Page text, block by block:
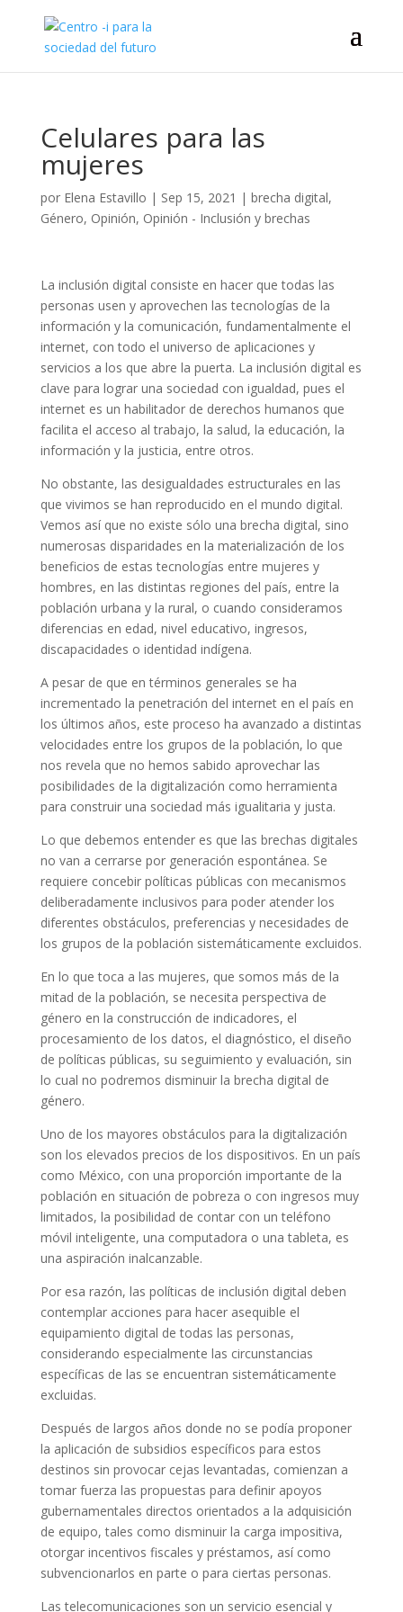
Celulares para las
mujeres
por Elena Estavillo | Sep 15, 2021 | brecha digital,
Género, Opinión, Opinión - Inclusión y brechas
La inclusión digital consiste en hacer que todas las
personas usen y aprovechen las tecnologías de la
información y la comunicación, fundamentalmente el
internet, con todo el universo de aplicaciones y
servicios a los que abre la puerta. La inclusión digital es
clave para lograr una sociedad con igualdad, pues el
internet es un habilitador de derechos humanos que
facilita el acceso al trabajo, la salud, la educación, la
información y la justicia, entre otros.
No obstante, las desigualdades estructurales en las
que vivimos se han reproducido en el mundo digital.
Vemos así que no existe sólo una brecha digital, sino
numerosas disparidades en la materialización de los
beneficios de estas tecnologías entre mujeres y
hombres, en las distintas regiones del país, entre la
población urbana y la rural, o cuando consideramos
diferencias en edad, nivel educativo, ingresos,
discapacidades o identidad indígena.
A pesar de que en términos generales se ha
incrementado la penetración del internet en el país en
los últimos años, este proceso ha avanzado a distintas
velocidades entre los grupos de la población, lo que
nos revela que no hemos sabido aprovechar las
posibilidades de la digitalización como herramienta
para construir una sociedad más igualitaria y justa.
Lo que debemos entender es que las brechas digitales
no van a cerrarse por generación espontánea. Se
requiere concebir políticas públicas con mecanismos
deliberadamente inclusivos para poder atender los
diferentes obstáculos, preferencias y necesidades de
los grupos de la población sistemáticamente excluidos.
En lo que toca a las mujeres, que somos más de la
mitad de la población, se necesita perspectiva de
género en la construcción de indicadores, el
procesamiento de los datos, el diagnóstico, el diseño
de políticas públicas, su seguimiento y evaluación, sin
lo cual no podremos disminuir la brecha digital de
género.
Uno de los mayores obstáculos para la digitalización
son los elevados precios de los dispositivos. En un país
como México, con una proporción importante de la
población en situación de pobreza o con ingresos muy
limitados, la posibilidad de contar con un teléfono
móvil inteligente, una computadora o una tableta, es
una aspiración inalcanzable.
Por esa razón, las políticas de inclusión digital deben
contemplar acciones para hacer asequible el
equipamiento digital de todas las personas,
considerando especialmente las circunstancias
específicas de las se encuentran sistemáticamente
excluidas.
Después de largos años donde no se podía proponer
la aplicación de subsidios específicos para estos
destinos sin provocar cejas levantadas, comienzan a
tomar fuerza las propuestas para definir apoyos
gubernamentales directos orientados a la adquisición
de equipo, tales como disminuir la carga impositiva,
otorgar incentivos fiscales y préstamos, así como
subvencionarlos en parte o para ciertas personas.
Las telecomunicaciones son un servicio esencial y